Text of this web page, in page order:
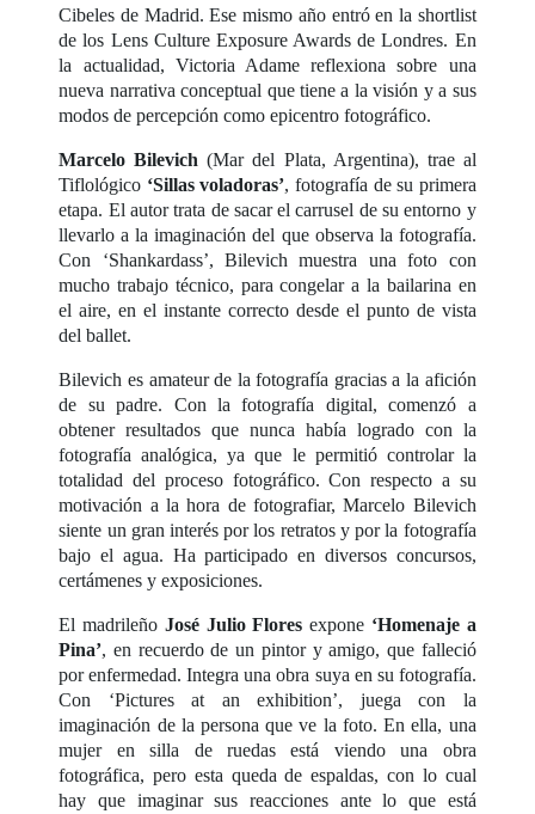
Cibeles de Madrid. Ese mismo año entró en la shortlist
de los Lens Culture Exposure Awards de Londres. En
la actualidad, Victoria Adame reflexiona sobre una
nueva narrativa conceptual que tiene a la visión y a sus
modos de percepción como epicentro fotográfico.
Marcelo Bilevich (Mar del Plata, Argentina), trae al
Tiflológico ‘Sillas voladoras’, fotografía de su primera
etapa. El autor trata de sacar el carrusel de su entorno y
llevarlo a la imaginación del que observa la fotografía.
Con ‘Shankardass’, Bilevich muestra una foto con
mucho trabajo técnico, para congelar a la bailarina en
el aire, en el instante correcto desde el punto de vista
del ballet.
Bilevich es amateur de la fotografía gracias a la afición
de su padre. Con la fotografía digital, comenzó a
obtener resultados que nunca había logrado con la
fotografía analógica, ya que le permitió controlar la
totalidad del proceso fotográfico. Con respecto a su
motivación a la hora de fotografiar, Marcelo Bilevich
siente un gran interés por los retratos y por la fotografía
bajo el agua. Ha participado en diversos concursos,
certámenes y exposiciones.
El madrileño José Julio Flores expone ‘Homenaje a
Pina’, en recuerdo de un pintor y amigo, que falleció
por enfermedad. Integra una obra suya en su fotografía.
Con ‘Pictures at an exhibition’, juega con la
imaginación de la persona que ve la foto. En ella, una
mujer en silla de ruedas está viendo una obra
fotográfica, pero esta queda de espaldas, con lo cual
hay que imaginar sus reacciones ante lo que está